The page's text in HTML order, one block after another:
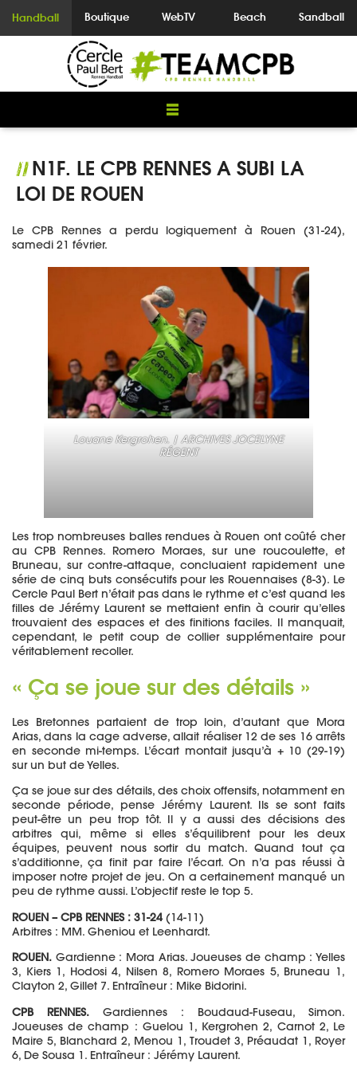
Handball Boutique WebTV Beach Sandball
//N1F. LE CPB RENNES A SUBI LA
LOI DE ROUEN
Le CPB Rennes a perdu logiquement à Rouen (31-24),
samedi 21 février.
Louane Kergrohen. | ARCHIVES JOCELYNE
RÉGENT
Les trop nombreuses balles rendues à Rouen ont coûté cher
au CPB Rennes. Romero Moraes, sur une roucoulette, et
Bruneau, sur contre-attaque, concluaient rapidement une
série de cinq buts consécutifs pour les Rouennaises (8-3). Le
Cercle Paul Bert n’était pas dans le rythme et c’est quand les
filles de Jérémy Laurent se mettaient enfin à courir qu’elles
trouvaient des espaces et des finitions faciles. Il manquait,
cependant, le petit coup de collier supplémentaire pour
véritablement recoller.
« Ça se joue sur des détails »
Les Bretonnes partaient de trop loin, d’autant que Mora
Arias, dans la cage adverse, allait réaliser 12 de ses 16 arrêts
en seconde mi-temps. L’écart montait jusqu’à + 10 (29-19)
sur un but de Yelles.
Ça se joue sur des détails, des choix offensifs, notamment en
seconde période, pense Jérémy Laurent. Ils se sont faits
peut-être un peu trop tôt. Il y a aussi des décisions des
arbitres qui, même si elles s’équilibrent pour les deux
équipes, peuvent nous sortir du match. Quand tout ça
s’additionne, ça finit par faire l’écart. On n’a pas réussi à
imposer notre projet de jeu. On a certainement manqué un
peu de rythme aussi. L’objectif reste le top 5.
ROUEN – CPB RENNES : 31-24 (14-11)
Arbitres : MM. Gheniou et Leenhardt.
ROUEN. Gardienne : Mora Arias. Joueuses de champ : Yelles
3, Kiers 1, Hodosi 4, Nilsen 8, Romero Moraes 5, Bruneau 1,
Clayton 2, Gillet 7. Entraîneur : Mike Bidorini.
CPB RENNES. Gardiennes : Boudaud-Fuseau, Simon.
Joueuses de champ : Guelou 1, Kergrohen 2, Carnot 2, Le
Maire 5, Blanchard 2, Menou 1, Troudet 3, Préaudat 1, Royer
6, De Sousa 1. Entraîneur : Jérémy Laurent.